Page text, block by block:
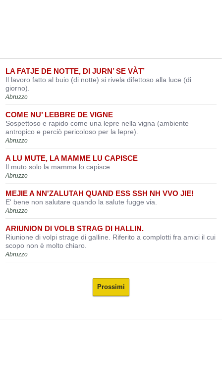
LA FATJE DE NOTTE, DI JURN’ SE VÀT’
Il lavoro fatto al buio (di notte) si rivela difettoso alla luce (di
giorno).
Abruzzo
COME NU’ LEBBRE DE VIGNE
Sospettoso e rapido come una lepre nella vigna (ambiente
antropico e perciò pericoloso per la lepre).
Abruzzo
A LU MUTE, LA MAMME LU CAPISCE
Il muto solo la mamma lo capisce
Abruzzo
MEJIE A NN'ZALUTAH QUAND ESS SSH NH VVO JIE!
E' bene non salutare quando la salute fugge via.
Abruzzo
ARIUNION DI VOLB STRAG DI HALLIN.
Riunione di volpi strage di galline. Riferito a complotti fra amici il cui
scopo non è molto chiaro.
Abruzzo
Prossimi